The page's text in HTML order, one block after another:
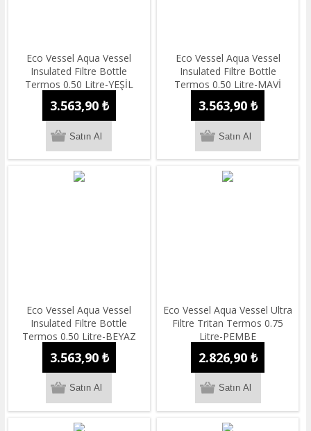
Eco Vessel Aqua Vessel
Insulated Filtre Bottle
Termos 0.50 Litre-YEŞİL
3.563,90 ₺
Eco Vessel Aqua Vessel
Insulated Filtre Bottle
Termos 0.50 Litre-MAVİ
3.563,90 ₺
Eco Vessel Aqua Vessel
Insulated Filtre Bottle
Termos 0.50 Litre-BEYAZ
3.563,90 ₺
Eco Vessel Aqua Vessel Ultra
Filtre Tritan Termos 0.75
Litre-PEMBE
2.826,90 ₺